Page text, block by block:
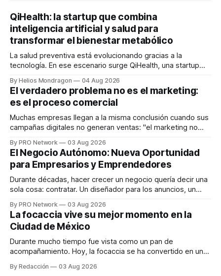
QiHealth: la startup que combina
inteligencia artificial y salud para
transformar el bienestar metabólico
La salud preventiva está evolucionando gracias a la
tecnología. En ese escenario surge QiHealth, una startup
dispositivos inteligentes, inteligencia artificial y monitoreo
en tiempo real para ayudar a las personas a tomar mejores
decisiones sobre su salud metabólica. Su propuesta busca
responder
By Helios Mondragon 04 Aug 2026
El verdadero problema no es el marketing:
es el proceso comercial
Muchas empresas llegan a la misma conclusión cuando sus
campañas digitales no generan ventas: "el marketing no
INTERIUS, el problema suele estar en otro lugar. Durante
una entrevista para el podcast SER PRO, el especialista en
marketing digital explicó que
By PRO Network 03 Aug 2026
El Negocio Autónomo: Nueva Oportunidad
para Empresarios y Emprendedores
Durante décadas, hacer crecer un negocio quería decir una
sola cosa: contratar. Un diseñador para los anuncios, un
para los textos, alguien que supiera de publicidad digital
para encontrar prospectos, un vendedor para atender
llamadas y mensajes, y —con suerte— una persona
By PRO Network 03 Aug 2026
La focaccia vive su mejor momento en la
Ciudad de México
Durante mucho tiempo fue vista como un pan de
acompañamiento. Hoy, la focaccia se ha convertido en uno
artesanal, ingredientes de calidad y experiencias que
By Redacción 03 Aug 2026